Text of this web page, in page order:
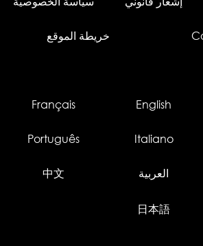
خريطة الموقع
English
Français
Italiano
Português
العربية 中文
日本語